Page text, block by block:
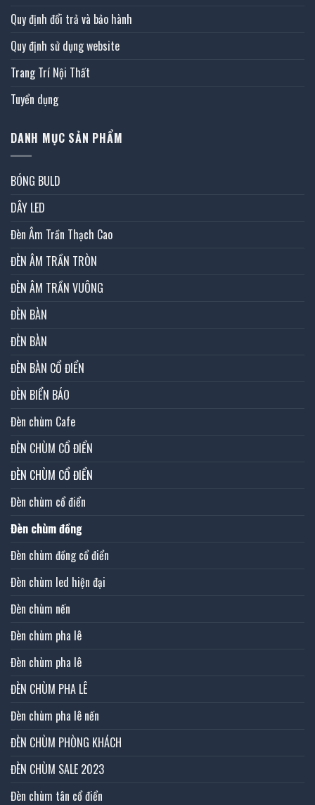
Quy định đổi trả và bảo hành
Quy định sử dụng website
Trang Trí Nội Thất
Tuyển dụng
DANH MỤC SẢN PHẨM
BÓNG BULD
DÂY LED
Đèn Âm Trần Thạch Cao
ĐÈN ÂM TRẦN TRÒN
ĐÈN ÂM TRẦN VUÔNG
ĐÈN BÀN
ĐÈN BÀN
ĐÈN BÀN CỔ ĐIỂN
ĐÈN BIỂN BÁO
Đèn chùm Cafe
ĐÈN CHÙM CỔ ĐIỂN
ĐÈN CHÙM CỔ ĐIỂN
Đèn chùm cổ điển
Đèn chùm đồng
Đèn chùm đồng cổ điển
Đèn chùm led hiện đại
Đèn chùm nến
Đèn chùm pha lê
Đèn chùm pha lê
ĐÈN CHÙM PHA LÊ
Đèn chùm pha lê nến
ĐÈN CHÙM PHÒNG KHÁCH
ĐÈN CHÙM SALE 2023
Đèn chùm tân cổ điển